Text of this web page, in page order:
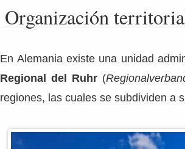
Organización
En Alemania existe una unidad
Regional del Ruhr (
regiones, las cuales se subdividen a